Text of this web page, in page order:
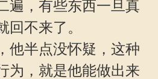
遍，有些东西一旦真
回不来了。
他半点没怀疑，这种
为，就是他能做出来